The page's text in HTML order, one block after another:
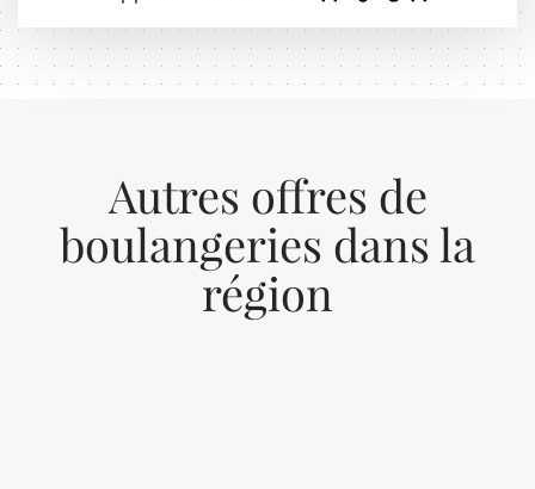
Autres offres de
boulangeries dans la
région